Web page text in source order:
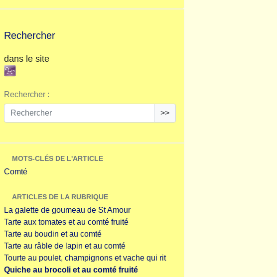
Rechercher
dans le site
Rechercher :
>>
MOTS-CLÉS DE L'ARTICLE
Comté
ARTICLES DE LA RUBRIQUE
La galette de goumeau de St Amour
Tarte aux tomates et au comté fruité
Tarte au boudin et au comté
Tarte au râble de lapin et au comté
Tourte au poulet, champignons et vache qui rit
Quiche au brocoli et au comté fruité